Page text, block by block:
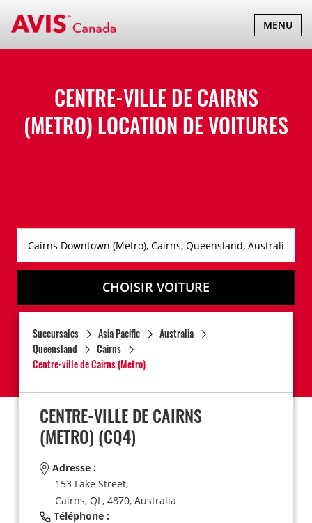
BASCULER
LA
MENU
CENTRE-VILLE DE CAIRNS
(METRO) LOCATION DE VOITURES
CHOISIR VOITURE
Succursales Asia Pacific
Australia
Queensland
Cairns
Centre-ville de Cairns (Metro)
CENTRE-VILLE DE CAIRNS
(METRO) (CQ4)
Adresse :
153 Lake Street,
Cairns, QL, 4870, Australia
Téléphone :